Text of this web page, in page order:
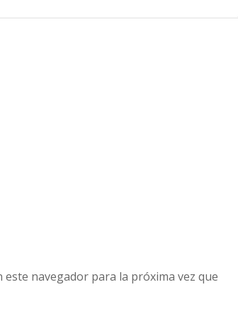
navegador para la próxima vez que